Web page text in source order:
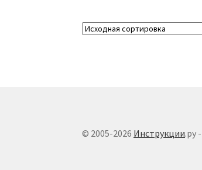
© 2005-2026 Инструкции.ру -